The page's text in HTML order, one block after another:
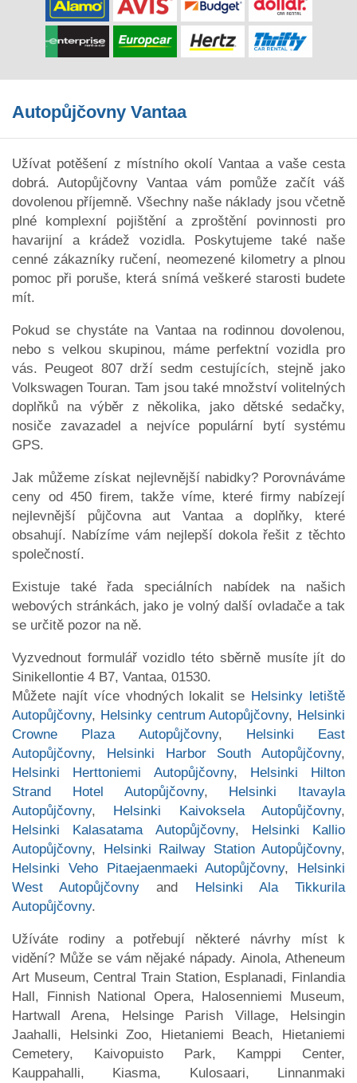
Autopůjčovny Vantaa
Užívat potěšení z místního okolí Vantaa a vaše cesta
dobrá. Autopůjčovny Vantaa vám pomůže začít váš
dovolenou příjemně. Všechny naše náklady jsou včetně
plné komplexní pojištění a zproštění povinnosti pro
havarijní a krádež vozidla. Poskytujeme také naše
cenné zákazníky ručení, neomezené kilometry a plnou
pomoc při poruše, která snímá veškeré starosti budete
mít.
Pokud se chystáte na Vantaa na rodinnou dovolenou,
nebo s velkou skupinou, máme perfektní vozidla pro
vás. Peugeot 807 drží sedm cestujících, stejně jako
Volkswagen Touran. Tam jsou také množství volitelných
doplňků na výběr z několika, jako dětské sedačky,
nosiče zavazadel a nejvíce populární bytí systému
GPS.
Jak můžeme získat nejlevnější nabidky? Porovnáváme
ceny od 450 firem, takže víme, které firmy nabízejí
nejlevnější půjčovna aut Vantaa a doplňky, které
obsahují. Nabízíme vám nejlepší dokola řešit z těchto
společností.
Existuje také řada speciálních nabídek na našich
webových stránkách, jako je volný další ovladače a tak
se určitě pozor na ně.
Vyzvednout formulář vozidlo této sběrně musíte jít do
Sinikellontie 4 B7, Vantaa, 01530.
Můžete najít více vhodných lokalit se Helsinky letiště
Autopůjčovny, Helsinky centrum Autopůjčovny, Helsinki
Crowne Plaza Autopůjčovny, Helsinki East
Autopůjčovny, Helsinki Harbor South Autopůjčovny,
Helsinki Herttoniemi Autopůjčovny, Helsinki Hilton
Strand Hotel Autopůjčovny, Helsinki Itavayla
Autopůjčovny, Helsinki Kaivoksela Autopůjčovny,
Helsinki Kalasatama Autopůjčovny, Helsinki Kallio
Autopůjčovny, Helsinki Railway Station Autopůjčovny,
Helsinki Veho Pitaejaenmaeki Autopůjčovny, Helsinki
West Autopůjčovny and Helsinki Ala Tikkurila
Autopůjčovny.
Užíváte rodiny a potřebují některé návrhy míst k
vidění? Může se vám nějaké nápady. Ainola, Atheneum
Art Museum, Central Train Station, Esplanadi, Finlandia
Hall, Finnish National Opera, Halosenniemi Museum,
Hartwall Arena, Helsinge Parish Village, Helsingin
Jaahalli, Helsinki Zoo, Hietaniemi Beach, Hietaniemi
Cemetery, Kaivopuisto Park, Kamppi Center,
Kauppahalli, Kiasma, Kulosaari, Linnanmaki